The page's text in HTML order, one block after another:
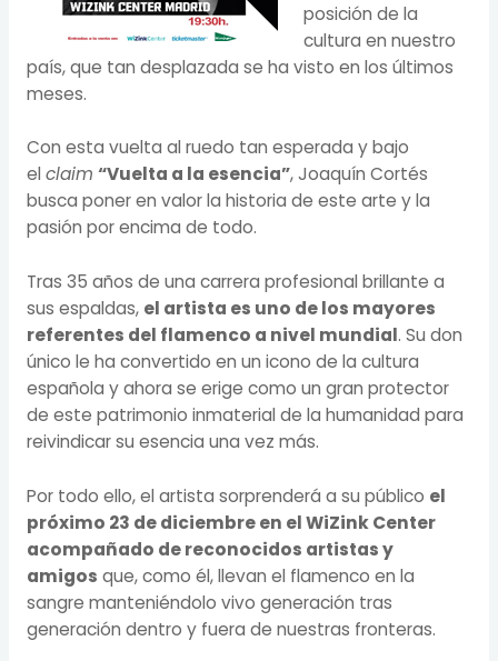
posición de la
cultura en nuestro
país, que tan desplazada se ha visto en los últimos
meses.
Con esta vuelta al ruedo tan esperada y bajo
el claim “Vuelta a la esencia”, Joaquín Cortés
busca poner en valor la historia de este arte y la
pasión por encima de todo.
Tras 35 años de una carrera profesional brillante a
sus espaldas, el artista es uno de los mayores
referentes del flamenco a nivel mundial. Su don
único le ha convertido en un icono de la cultura
española y ahora se erige como un gran protector
de este patrimonio inmaterial de la humanidad para
reivindicar su esencia una vez más.
Por todo ello, el artista sorprenderá a su público el
próximo 23 de diciembre en el WiZink Center
acompañado de reconocidos artistas y
amigos que, como él, llevan el flamenco en la
sangre manteniéndolo vivo generación tras
generación dentro y fuera de nuestras fronteras.